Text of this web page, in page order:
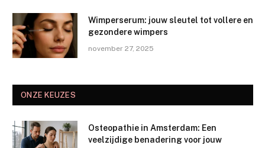
Wimperserum: jouw sleutel tot vollere en
gezondere wimpers
november 27, 2025
ONZE KEUZES
Osteopathie in Amsterdam: Een
veelzijdige benadering voor jouw